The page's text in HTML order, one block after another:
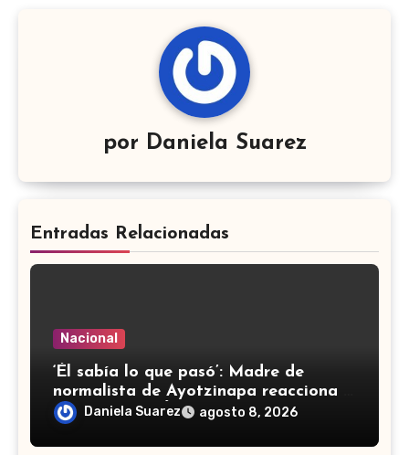
por Daniela Suarez
Entradas Relacionadas
Nacional
‘Él sabía lo que pasó’: Madre de
normalista de Ayotzinapa reacciona a
detención de Ángel ‘N’
Daniela Suarez agosto 8, 2026